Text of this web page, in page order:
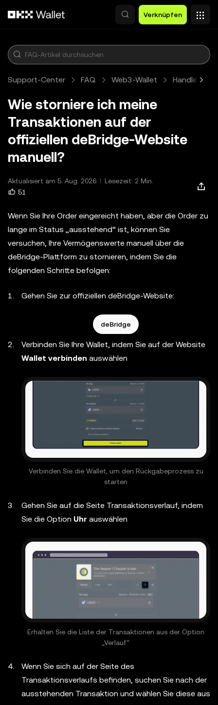
Verknüpfen
Support-Center FAQ Web3-Wallet Handle
Wie storniere ich meine
Transaktionen auf der
offiziellen deBridge-Website
manuell?
Aktualisiert am 5. Aug. 2026
Lesezeit: 2 Min.
51
Wenn Sie Ihre Order eingereicht haben, aber die Order zu
lange im Status „ausstehend“ ist, können Sie
versuchen, Ihre Vermögenswerte manuell über die
deBridge-Plattform zu stornieren, indem Sie die
folgenden Schritte befolgen:
Gehen Sie zur offiziellen deBridge-Website:
deBridge
Verbinden Sie Ihre Wallet, indem Sie auf der Website
Wallet verbinden auswählen
Verbinden Sie die Wallet, um den Rückgabeprozess zu
starten
Gehen Sie auf die Seite Transaktionsverlauf, indem
Sie die Option Uhr auswählen
Erhalten Sie die Liste der Transaktionen aus der Option
„Verlauf“
Wenn Sie sich auf der Seite des
Transaktionsverlaufs befinden, suchen Sie nach der
ausstehenden Transaktion und wählen Sie diese aus